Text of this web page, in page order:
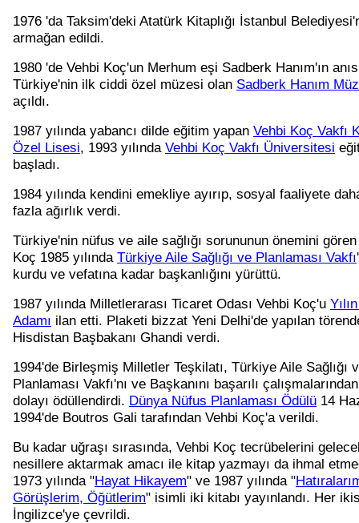
1976 'da Taksim'deki Atatürk Kitaplığı İstanbul
armağan edildi.
1980 'de Vehbi Koç'un Merhum eşi Sadberk Hanım'ın
Türkiye'nin ilk ciddi özel müzesi olan Sadberk Hanım
açıldı.
1987 yılında yabancı dilde eğitim yapan Vehbi Koç Vakfı
Özel Lisesi, 1993 yılında Vehbi Koç Vakfı Üniversitesi
başladı.
1984 yılında kendini emekliye ayırıp, sosyal faaliyete
fazla ağırlık verdi.
Türkiye'nin nüfus ve aile sağlığı sorununun önemini
Koç 1985 yılında Türkiye Aile Sağlığı ve Planlaması Vakfı
kurdu ve vefatına kadar başkanlığını yürüttü.
1987 yılında Milletlerarası Ticaret Odası Vehbi Koç'u
Adamı ilan etti. Plaketi bizzat Yeni Delhi'de yapılan
Hisdistan Başbakanı Ghandi verdi.
1994'de Birleşmiş Milletler Teşkilatı, Türkiye Aile Sağlığı
Planlaması Vakfı'nı ve Başkanını başarılı çalışmalarından
dolayı ödüllendirdi. Dünya Nüfus Planlaması Ödülü 14
1994'de Boutros Gali tarafından Vehbi Koç'a verildi.
Bu kadar uğraşı sırasında, Vehbi Koç tecrübelerini
nesillere aktarmak amacı ile kitap yazmayı da ihmal
1973 yılında "Hayat Hikayem" ve 1987 yılında "
Görüşlerim, Öğütlerim" isimli iki kitabı yayınlandı. Her
İngilizce'ye çevrildi.